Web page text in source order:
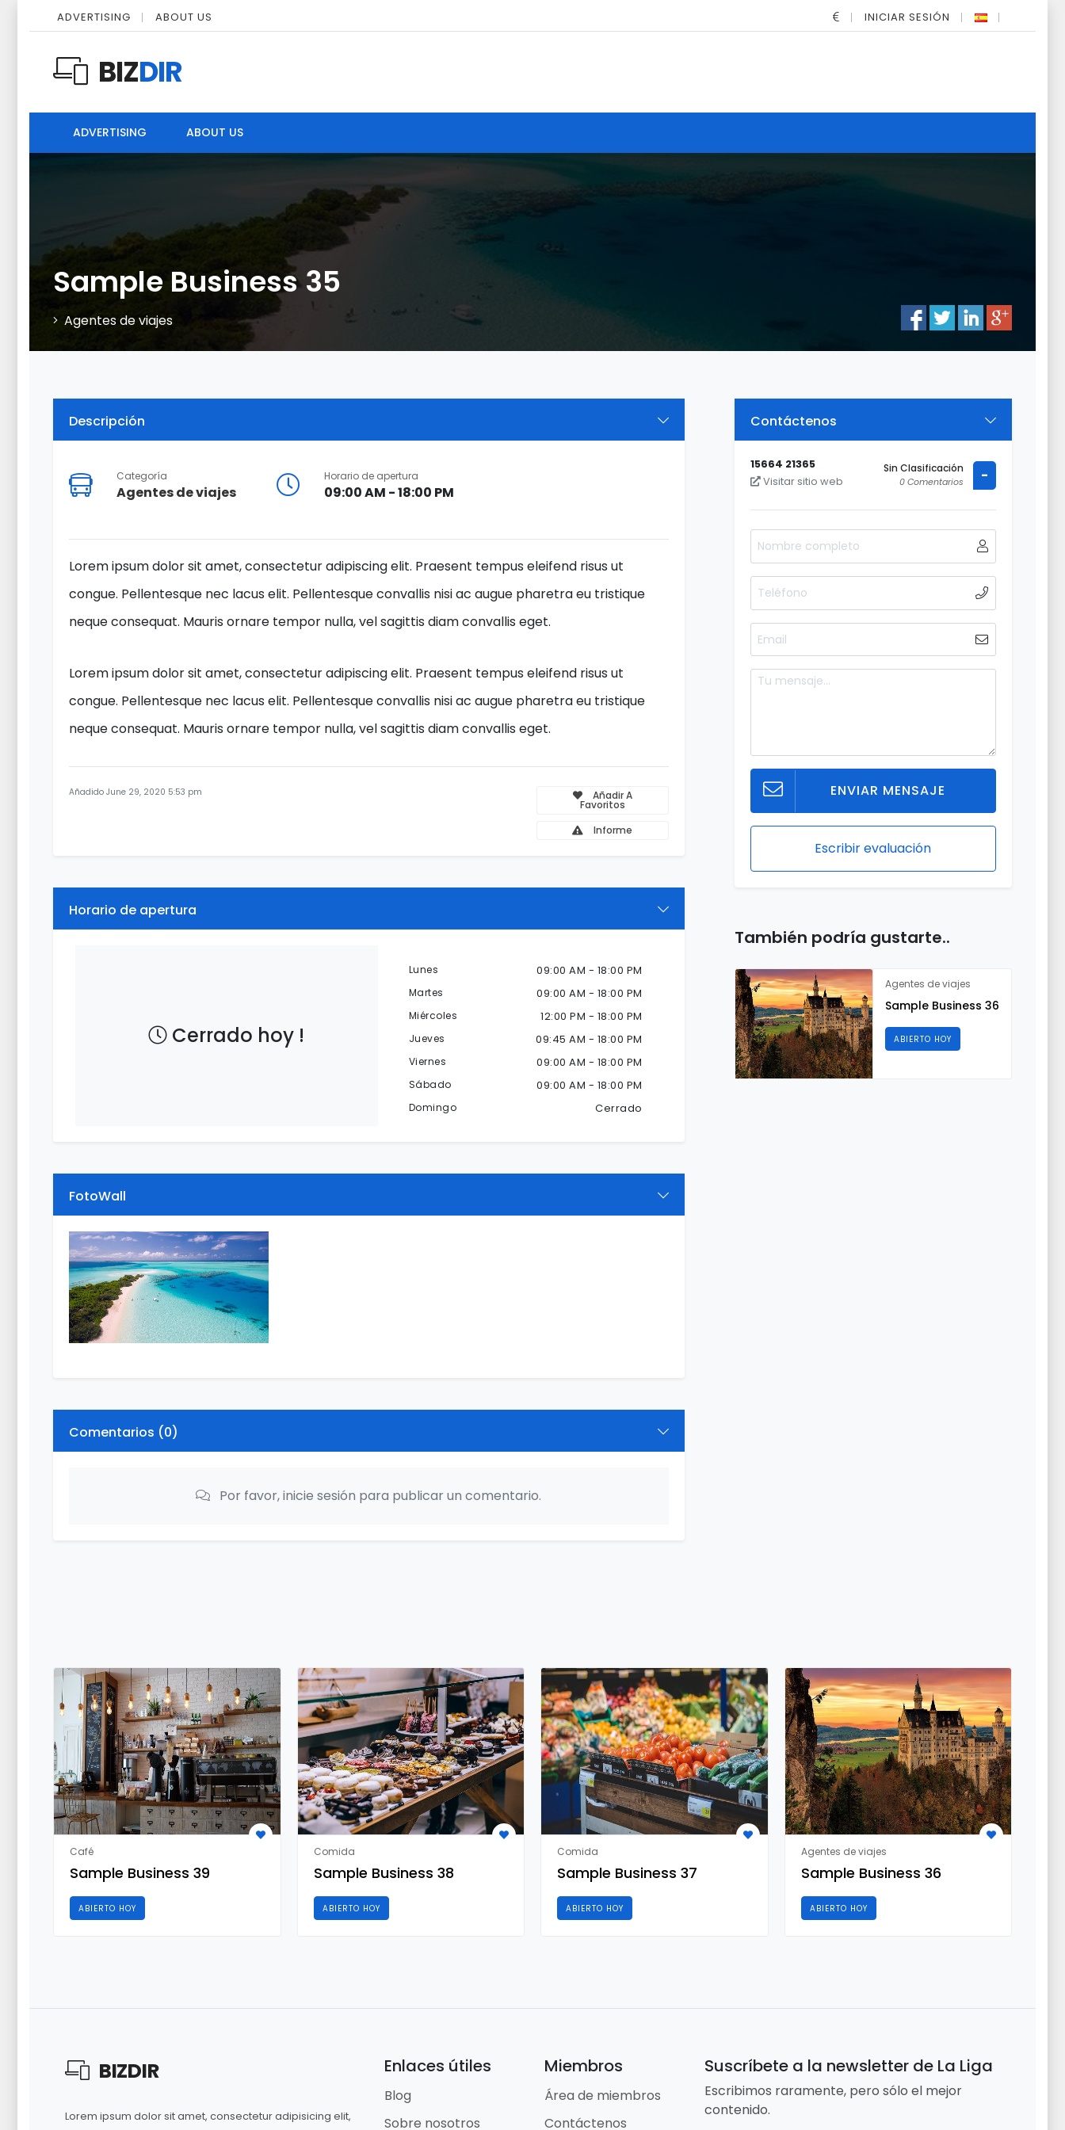
ADVERTISING ABOUT US INICIAR SESIÓN
BIZDIR
ADVERTISING ABOUT US
Sample Business 35
Agentes de viajes
Descripción
Categoría
Agentes de viajes
Horario de apertura
09:00 AM - 18:00 PM
Lorem ipsum dolor sit amet, consectetur adipiscing elit. Praesent tempus eleifend risus ut
congue. Pellentesque nec lacus elit. Pellentesque convallis nisi ac augue pharetra eu tristique
neque consequat. Mauris ornare tempor nulla, vel sagittis diam convallis eget.
Lorem ipsum dolor sit amet, consectetur adipiscing elit. Praesent tempus eleifend risus ut
congue. Pellentesque nec lacus elit. Pellentesque convallis nisi ac augue pharetra eu tristique
neque consequat. Mauris ornare tempor nulla, vel sagittis diam convallis eget.
Añadido June 29, 2020 5:53 pm Añadir A
Favoritos
Informe
Horario de apertura
Cerrado hoy !
Lunes 09:00 AM - 18:00 PM
Martes 09:00 AM - 18:00 PM
Miércoles 12:00 PM - 18:00 PM
Jueves 09:45 AM - 18:00 PM
Viernes 09:00 AM - 18:00 PM
Sábado 09:00 AM - 18:00 PM
Domingo Cerrado
FotoWall
Comentarios (0)
Por favor, inicie sesión para publicar un comentario.
Contáctenos
15664 21365
Visitar sitio web
Sin Clasificación
0 Comentarios -
ENVIAR MENSAJE
Escribir evaluación
También podría gustarte..
Agentes de viajes
Sample Business 36
ABIERTO HOY
Café
Sample Business 39
ABIERTO HOY
Comida
Sample Business 38
ABIERTO HOY
Comida
Sample Business 37
ABIERTO HOY
Agentes de viajes
Sample Business 36
ABIERTO HOY
BIZDIR
Lorem ipsum dolor sit amet, consectetur adipisicing elit,
Enlaces útiles
Blog
Sobre nosotros
Miembros
Área de miembros
Contáctenos
Suscríbete a la newsletter de La Liga
Escribimos raramente, pero sólo el mejor
contenido.